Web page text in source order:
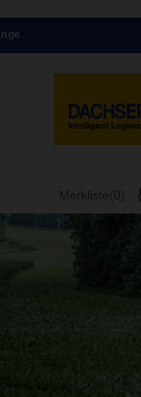
Merkliste(0)